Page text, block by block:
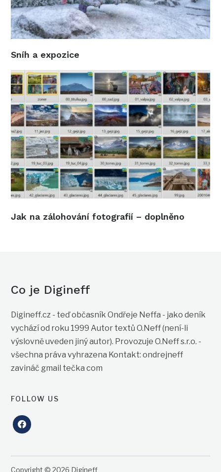
Sníh a expozice
Jak na zálohování fotografií – doplněno
Co je Digineff
Digineff.cz - teď občasník Ondřeje Neffa - jako deník
vychází od roku 1999 Autor textů O.Neff (není-li
výslovně uveden jiný autor). Provozuje O.Neff s.r.o. -
všechna práva vyhrazena Kontakt: ondrejneff
zavináč gmail tečka com
FOLLOW US
facebook
Copyright © 2026 Digineff